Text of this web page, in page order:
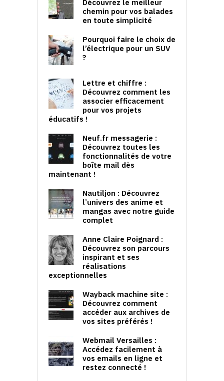
Découvrez le meilleur
chemin pour vos balades
en toute simplicité
Pourquoi faire le choix de
l’électrique pour un SUV
?
Lettre et chiffre :
Découvrez comment les
associer efficacement
pour vos projets
éducatifs !
Neuf.fr messagerie :
Découvrez toutes les
fonctionnalités de votre
boîte mail dès
maintenant !
Nautiljon : Découvrez
l’univers des anime et
mangas avec notre guide
complet
Anne Claire Poignard :
Découvrez son parcours
inspirant et ses
réalisations
exceptionnelles
Wayback machine site :
Découvrez comment
accéder aux archives de
vos sites préférés !
Webmail Versailles :
Accédez facilement à
vos emails en ligne et
restez connecté !